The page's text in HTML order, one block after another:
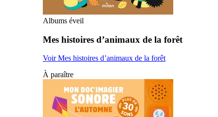
Albums éveil
Mes histoires d’animaux de la forêt
Voir Mes histoires d’animaux de la forêt
À paraître